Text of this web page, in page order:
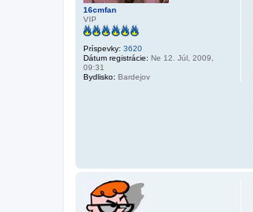
16cmfan
VIP
Príspevky: 3620
Dátum registrácie: Ne 12. Júl, 2009,
09:31
Bydlisko: Bardejov